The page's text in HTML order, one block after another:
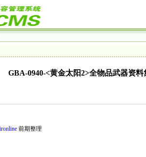
GBA-0940-<黄金太阳2>全物品武器资
前期整理